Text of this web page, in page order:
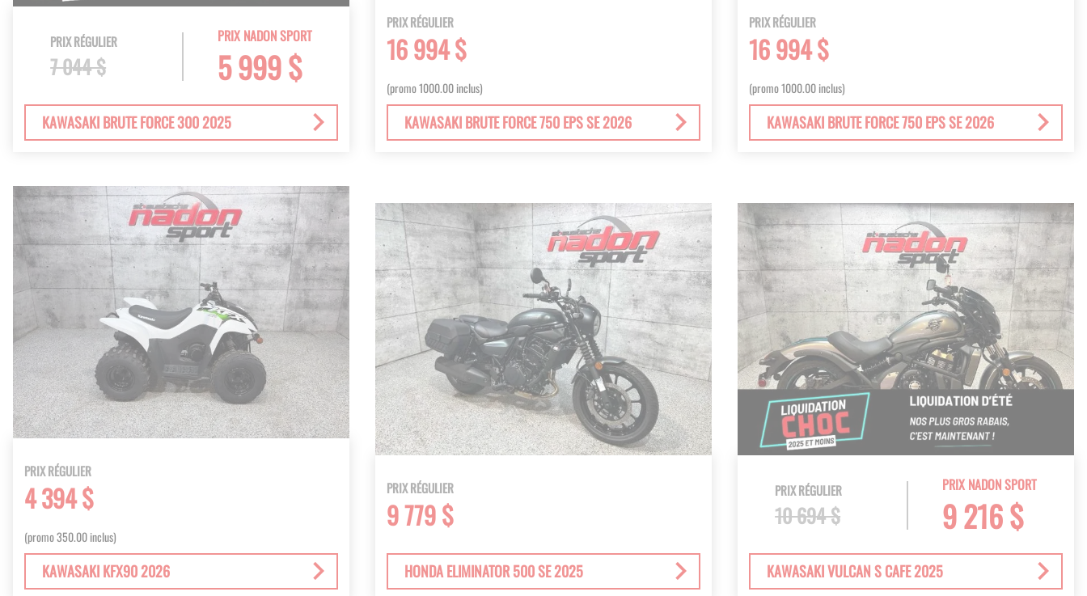
PRIX NADON SPORT
5 999 $
PRIX RÉGULIER
7 044 $
KAWASAKI BRUTE FORCE 300 2025
PRIX RÉGULIER
16 994 $
(promo 1000.00 inclus)
KAWASAKI BRUTE FORCE 750 EPS SE 2026
PRIX RÉGULIER
16 994 $
(promo 1000.00 inclus)
KAWASAKI BRUTE FORCE 750 EPS SE 2026
PRIX RÉGULIER
4 394 $
(promo 350.00 inclus)
KAWASAKI KFX90 2026
PRIX RÉGULIER
9 779 $
HONDA ELIMINATOR 500 SE 2025
PRIX NADON SPORT
9 216 $
PRIX RÉGULIER
10 694 $
KAWASAKI VULCAN S CAFE 2025